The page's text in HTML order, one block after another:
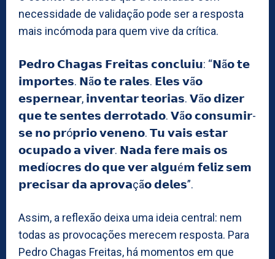
necessidade de validação pode ser a resposta
mais incómoda para quem vive da crítica.
𝗣𝗲𝗱𝗿𝗼 𝗖𝗵𝗮𝗴𝗮𝘀 𝗙𝗿𝗲𝗶𝘁𝗮𝘀 𝗰𝗼𝗻𝗰𝗹𝘂𝗶𝘂: “𝗡ã𝗼 𝘁𝗲
𝗶𝗺𝗽𝗼𝗿𝘁𝗲𝘀. 𝗡ã𝗼 𝘁𝗲 𝗿𝗮𝗹𝗲𝘀. 𝗘𝗹𝗲𝘀 𝘃ã𝗼
𝗲𝘀𝗽𝗲𝗿𝗻𝗲𝗮𝗿, 𝗶𝗻𝘃𝗲𝗻𝘁𝗮𝗿 𝘁𝗲𝗼𝗿𝗶𝗮𝘀. 𝗩ã𝗼 𝗱𝗶𝘇𝗲𝗿
𝗾𝘂𝗲 𝘁𝗲 𝘀𝗲𝗻𝘁𝗲𝘀 𝗱𝗲𝗿𝗿𝗼𝘁𝗮𝗱𝗼. 𝗩ã𝗼 𝗰𝗼𝗻𝘀𝘂𝗺𝗶𝗿-
𝘀𝗲 𝗻𝗼 𝗽𝗿ó𝗽𝗿𝗶𝗼 𝘃𝗲𝗻𝗲𝗻𝗼. 𝗧𝘂 𝘃𝗮𝗶𝘀 𝗲𝘀𝘁𝗮𝗿
𝗼𝗰𝘂𝗽𝗮𝗱𝗼 𝗮 𝘃𝗶𝘃𝗲𝗿. 𝗡𝗮𝗱𝗮 𝗳𝗲𝗿𝗲 𝗺𝗮𝗶𝘀 𝗼𝘀
𝗺𝗲𝗱í𝗼𝗰𝗿𝗲𝘀 𝗱𝗼 𝗾𝘂𝗲 𝘃𝗲𝗿 𝗮𝗹𝗴𝘂é𝗺 𝗳𝗲𝗹𝗶𝘇 𝘀𝗲𝗺
𝗽𝗿𝗲𝗰𝗶𝘀𝗮𝗿 𝗱𝗮 𝗮𝗽𝗿𝗼𝘃𝗮çã𝗼 𝗱𝗲𝗹𝗲𝘀”.
Assim, a reflexão deixa uma ideia central: nem
todas as provocações merecem resposta. Para
Pedro Chagas Freitas, há momentos em que